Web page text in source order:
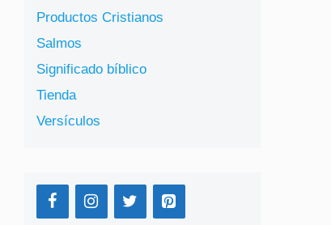
Productos Cristianos
Salmos
Significado bíblico
Tienda
Versículos